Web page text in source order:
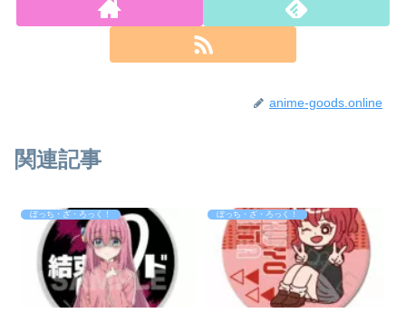
anime-goods.online
関連記事
ぼっち・ざ・ろっく！ ぼっち・ざ・ろっく！